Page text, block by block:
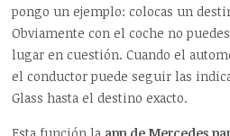
pongo un ejemplo: colocas un
Obviamente con el coche no
lugar en cuestión. Cuando el
el conductor puede seguir las
Glass hasta el destino exacto.